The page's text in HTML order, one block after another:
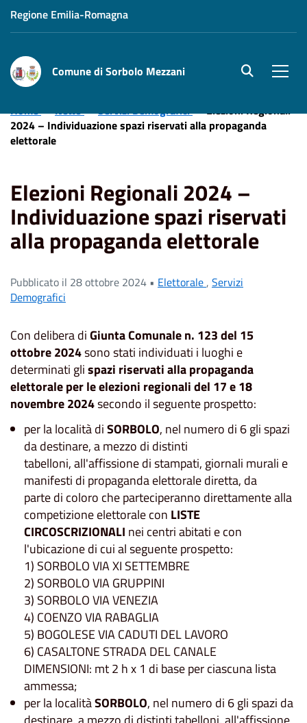
Regione Emilia-Romagna
Comune di Sorbolo Mezzani site.searc
Home News Servizi Demografici
Elezioni Regionali
2024 – Individuazione spazi riservati alla propaganda
elettorale
Elezioni Regionali 2024 –
Individuazione spazi riservati
alla propaganda elettorale
Pubblicato il 28 ottobre 2024 • Elettorale, Servizi
Demografici
Con delibera diGiunta Comunale n. 123 del 15
ottobre 2024sono stati individuati i luoghi e
determinati glispazi riservati alla propaganda
elettorale per le elezioni regionali del 17 e 18
novembre 2024secondo il seguente prospetto:
per la località diSORBOLO, nel numero di 6 gli spazi
da destinare, a mezzo di distinti
tabelloni, all'affissione di stampati, giornali murali e
manifesti di propaganda elettorale diretta, da
parte di coloro che parteciperanno direttamente alla
competizione elettorale con LISTE
CIRCOSCRIZIONALI nei centri abitati e con
l'ubicazione di cui al seguente prospetto:
1) SORBOLO VIA XI SETTEMBRE
2) SORBOLO VIA GRUPPINI
3) SORBOLO VIA VENEZIA
4) COENZO VIA RABAGLIA
5) BOGOLESE VIA CADUTI DEL LAVORO
6) CASALTONE STRADA DEL CANALE
DIMENSIONI: mt 2 h x 1 di base per ciascuna lista
ammessa;
per la localitàSORBOLO, nel numero di 6 gli spazi da